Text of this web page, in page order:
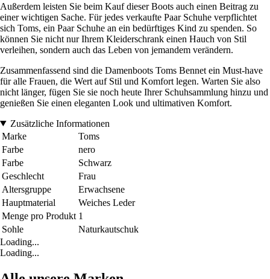
Außerdem leisten Sie beim Kauf dieser Boots auch einen Beitrag zu
einer wichtigen Sache. Für jedes verkaufte Paar Schuhe verpflichtet
sich Toms, ein Paar Schuhe an ein bedürftiges Kind zu spenden. So
können Sie nicht nur Ihrem Kleiderschrank einen Hauch von Stil
verleihen, sondern auch das Leben von jemandem verändern.
Zusammenfassend sind die Damenboots Toms Bennet ein Must-have
für alle Frauen, die Wert auf Stil und Komfort legen. Warten Sie also
nicht länger, fügen Sie sie noch heute Ihrer Schuhsammlung hinzu und
genießen Sie einen eleganten Look und ultimativen Komfort.
Zusätzliche Informationen
Marke
Toms
Farbe
nero
Farbe
Schwarz
Geschlecht
Frau
Altersgruppe
Erwachsene
Hauptmaterial
Weiches Leder
Menge pro Produkt 1
Sohle
Naturkautschuk
Loading...
Loading...